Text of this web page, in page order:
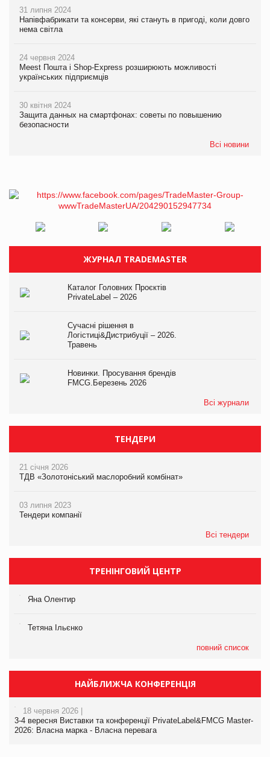
31 липня 2024
Напівфабрикати та консерви, які стануть в пригоді, коли довго
нема світла
24 червня 2024
Meest Пошта і Shop-Express розширюють можливості
українських підприємців
30 квітня 2024
Защита данных на смартфонах: советы по повышению
безопасности
Всі новини
ЖУРНАЛ TRADEMASTER
Каталог Головних Проєктів
PrivateLabel – 2026
Сучасні рішення в
Логістиці&Дистрибуції – 2026.
Травень
Новинки. Просування брендів
FMCG.Березень 2026
Всі журнали
ТЕНДЕРИ
21 січня 2026
ТДВ «Золотоніський маслоробний комбінат»
03 липня 2023
Тендери компанії
Всі тендери
ТРЕНІНГОВИЙ ЦЕНТР
Яна Олентир
Тетяна Ільєнко
повний список
НАЙБЛИЖЧА КОНФЕРЕНЦІЯ
18 червня 2026 |
3-4 вересня Виставки та конференції PrivateLabel&FMCG Master-
2026: Власна марка - Власна перевага